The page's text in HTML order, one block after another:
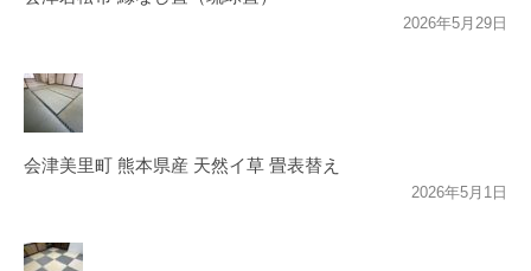
2026年5月29日
会津美里町 熊本県産 天然イ草 畳表替え
2026年5月1日